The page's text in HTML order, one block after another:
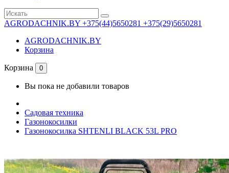
AGRODACHNIK.BY +375(44)5650281 +375(29)5650281
AGRODACHNIK.BY
Корзина
Корзина 0
Вы пока не добавили товаров
Садовая техника
Газонокосилки
Газонокосилка SHTENLI BLACK 53L PRO